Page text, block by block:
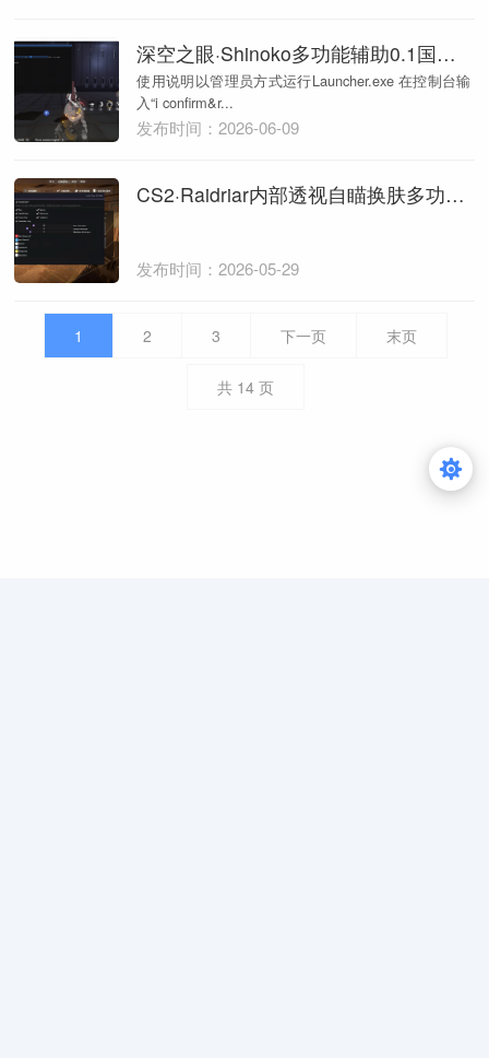
深空之眼·Shinoko多功能辅助0.1国际服
使用说明以管理员方式运行Launcher.exe 在控制台输
入“i confirm&r...
发布时间：2026-06-09
CS2·Raidriar内部透视自瞄换肤多功能作弊
发布时间：2026-05-29
1 2 3 下一页 末页
共 14页